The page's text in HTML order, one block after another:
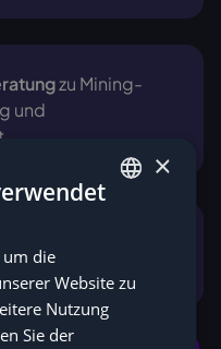
zu Mining-
und
×
um die
Website zu
Nutzung
Sie der